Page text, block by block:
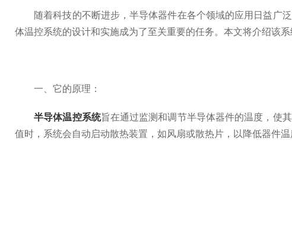
随着科技的不断进步，半导体器件在各个领域的应用日益广泛
体温控系统的设计和实施成为了至关重要的任务。本文将介绍该
一、它的原理：
半导体温控系统旨在通过监测和调节半导体器件的温度，使
值时，系统会自动启动散热装置，如风扇或散热片，以降低器件